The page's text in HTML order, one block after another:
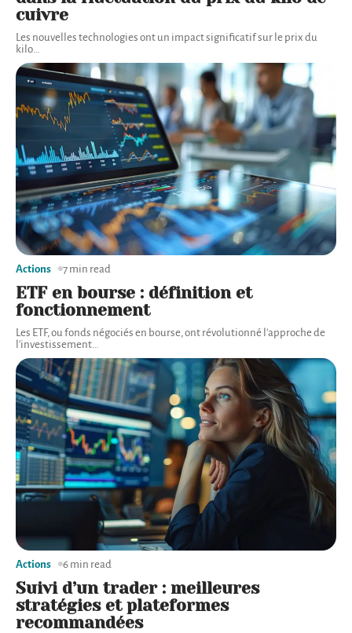
cuivre
Les nouvelles technologies ont un impact significatif sur le prix du
kilo…
ETF en bourse : définition et
fonctionnement
Les ETF, ou fonds négociés en bourse, ont révolutionné l'approche de
l'investissement
Actions 7 min read
Suivi d’un trader : meilleures
stratégies et plateformes
recommandées
Actions 6 min read